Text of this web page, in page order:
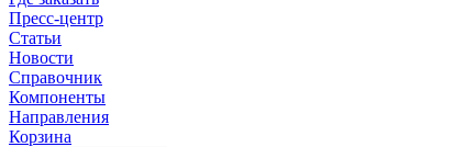
Пресс-центр
Статьи
Новости
Справочник
Компоненты
Направления
Корзина